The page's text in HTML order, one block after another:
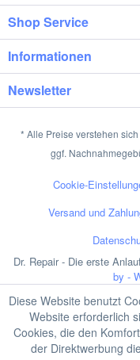
Shop Service
Informationen
Newsletter
* Alle Preise verstehen
ggf.
Cookie-
Versand und
Dr. Repair - Die erste
by -
Diese Website benutzt
Website erforderlich
Cookies, die den
der Direktwerbung